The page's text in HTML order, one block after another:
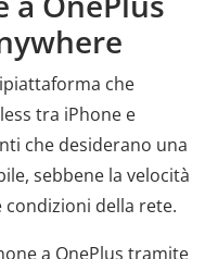
che
tra iPhone e
che desiderano una
sebbene la velocità
della rete.
a OnePlus tramite